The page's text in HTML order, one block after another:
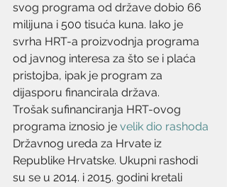
svog programa od države dobio 66
milijuna i 500 tisuća kuna. Iako je
svrha HRT-a proizvodnja programa
od javnog interesa za što se i plaća
pristojba, ipak je program za
dijasporu financirala država.
Trošak sufinanciranja HRT-ovog
programa iznosio je velik dio rashoda
Državnog ureda za Hrvate iz
Republike Hrvatske. Ukupni rashodi
su se u 2014. i 2015. godini kretali